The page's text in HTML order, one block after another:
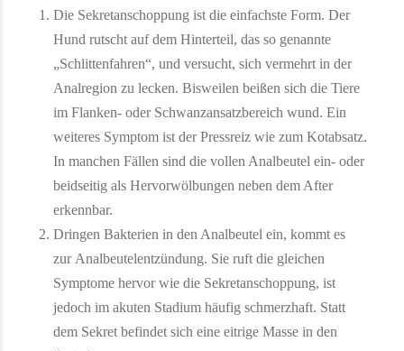
Die Sekretanschoppung ist die einfachste Form. Der
Hund rutscht auf dem Hinterteil, das so genannte
„Schlittenfahren“, und versucht, sich vermehrt in der
Analregion zu lecken. Bisweilen beißen sich die Tiere
im Flanken- oder Schwanzansatzbereich wund. Ein
weiteres Symptom ist der Pressreiz wie zum Kotabsatz.
In manchen Fällen sind die vollen Analbeutel ein- oder
beidseitig als Hervorwölbungen neben dem After
erkennbar.
Dringen Bakterien in den Analbeutel ein, kommt es
zur Analbeutelentzündung. Sie ruft die gleichen
Symptome hervor wie die Sekretanschoppung, ist
jedoch im akuten Stadium häufig schmerzhaft. Statt
dem Sekret befindet sich eine eitrige Masse in den